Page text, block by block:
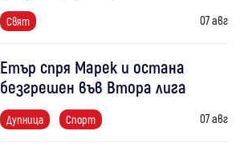
Свят 07 авг
Етър спря Марек и остана
безгрешен във Втора лига
Дупница Спорт 07 авг